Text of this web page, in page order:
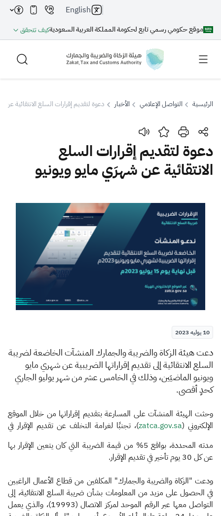
موقع حكومي رسمي تابع لحكومة المملكة العربية السعوديةكيف تتحقق
English
بحث
بحث بحث AI
اقتراحات
الزكاة الجمارك
ضريبة القيمة المضافة
الإقرار الضريبي
التصرفات العقارية
الرئيسية التواصل الإعلامي الأخبار دعوة لتقديم إقرارات السلع الانتقائية عن
دعوة لتقديم إقرارات السلع
الانتقائية عن شهرَي مايو ويونيو
10 يوليه 2023
​​​​​​دعت هيئة الزكاة والضريبة والجمارك المنشآت الخاضعة لضريبة
السلع الانتقائية إلى تقديم إقراراتها الضريبية عن شهري مايو
ويونيو الماضيَين، وذلك في الخامس عشر من شهر يوليو الجاري
كحدٍ أقصى.
وحثت الهيئة المنشآت على المسارعة بتقديم إقراراتها من خلال الموقع
الإلكتروني (zatca.gov.sa)، تجنبًا لغرامة التخلف عن تقديم الإقرار في
مدته المحددة، بواقع 5% من قيمة الضريبة التي كان يتعين الإقرار بها
عن كل 30 يوم تأخير في تقديم الإقرار.
ودعت "الزكاة والضريبة والجمارك" المكلفين من قطاع الأعمال الراغبين
في الحصول على مزيد من المعلومات بشأن ضريبة السلع الانتقائية، إلى
التواصل معها عبر الرقم الموحد لمركز الاتصال (19993)، والذي يعمل